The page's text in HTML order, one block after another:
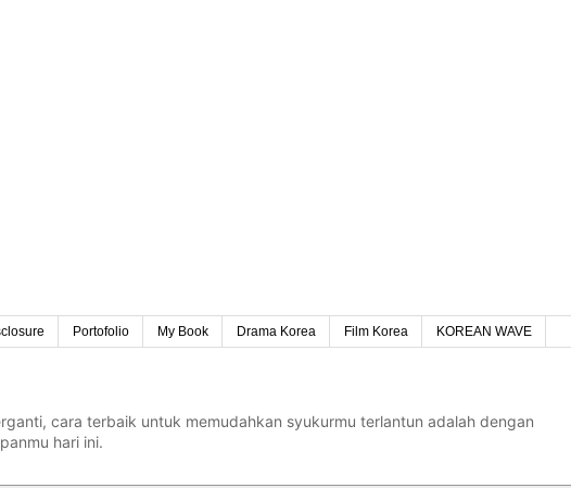
Portofolio My Book Drama Korea Film Korea KOREAN WAVE
cara terbaik untuk memudahkan syukurmu terlantun adalah dengan
hari ini.